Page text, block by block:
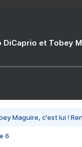
DiCaprio et Tobey
Maguire, c'est lui !
6